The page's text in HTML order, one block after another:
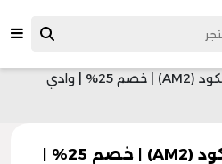
كود افوكادو | رمز الكود (AM2) | خصم 25% | وادي
كود افوكادو | رمز الكود (AM2) | خصم 25% |